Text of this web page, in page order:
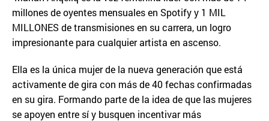
millones de oyentes mensuales en Spotify y 1 MIL
MILLONES de transmisiones en su carrera, un logro
impresionante para cualquier artista en ascenso.
Ella es la única mujer de la nueva generación que está
activamente de gira con más de 40 fechas confirmadas
en su gira. Formando parte de la idea de que las mujeres
se apoyen entre sí y busquen incentivar más